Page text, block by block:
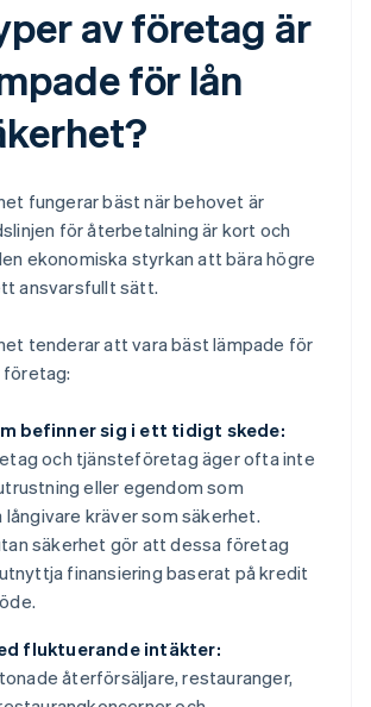
av företag är
för lån
fungerar bäst när behovet är
för återbetalning är kort och
ekonomiska styrkan att bära högre
ansvarsfullt sätt.
tenderar att vara bäst lämpade för
befinner sig i ett tidigt skede:
och tjänsteföretag äger ofta inte
eller egendom som
kräver som säkerhet.
säkerhet gör att dessa företag
finansiering baserat på kredit
fluktuerande intäkter:
återförsäljare, restauranger,